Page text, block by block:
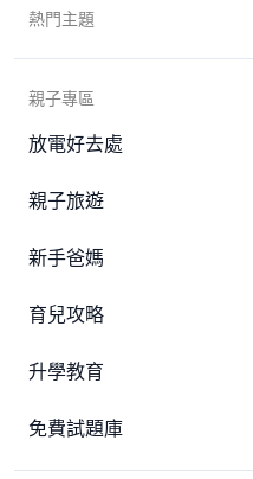
熱門主題
親子專區
放電好去處
親子旅遊
新手爸媽
育兒攻略
升學教育
免費試題庫